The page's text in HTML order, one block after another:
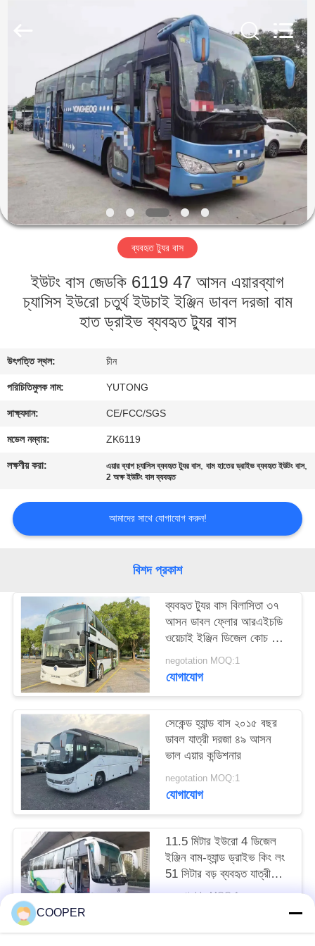
পণ্য
আমাদের
সম্পর্কে
কারখানা
যোগাযোগ
করুন
উদ্ধৃতির
জন্য
সাইট
গোপনীয়তা
নীতি
ব্যবহৃত ট্যুর বাস
ইউটং বাস জেডকি 6119 47 আসন এয়ারব্যাগ
চ্যাসিস ইউরো চতুর্থ ইউচাই ইঞ্জিন ডাবল দরজা বাম
হাত ড্রাইভ ব্যবহৃত ট্যুর বাস
উৎপত্তি স্থল: চীন
পরিচিতিমুলক নাম: YUTONG
সাক্ষ্যদান: CE/FCC/SGS
মডেল নম্বার: ZK6119
লক্ষণীয় করা: এয়ার ব্যাগ চ্যাসিস ব্যবহৃত ট্যুর বাস,বাম হাতের ড্রাইভ ব্যবহৃত ইউটং বাস,
2 অক্ষ ইউটিং বাস ব্যবহৃত
আমাদের সাথে যোগাযোগ করুন!
বিশদ প্রকাশ
ব্যবহৃত ট্যুর বাস বিলাসিতা ৩৭
আসন ডাবল ফ্লোর আরএইচডি
ওয়েচাই ইঞ্জিন ডিজেল কোচ বাস
সানলং এসএলকে 6126
negotation MOQ:1
যোগাযোগ
সেকেন্ড হ্যান্ড বাস ২০১৫ বছর
ডাবল যাত্রী দরজা ৪৯ আসন
ভাল এয়ার কন্ডিশনার
negotation MOQ:1
যোগাযোগ
11.5 মিটার ইউরো 4 ডিজেল
ইঞ্জিন বাম-হ্যান্ড ড্রাইভ কিং লং
51 সিটার বড় ব্যবহৃত যাত্রীবাহী
negotiable MOQ:1
COOPER